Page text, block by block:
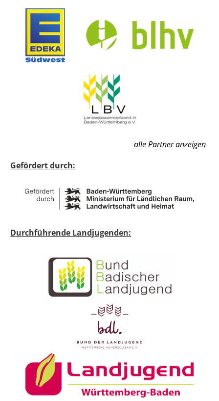
alle Partner anzeigen
Gefördert durch:
Durchführende Landjugenden: